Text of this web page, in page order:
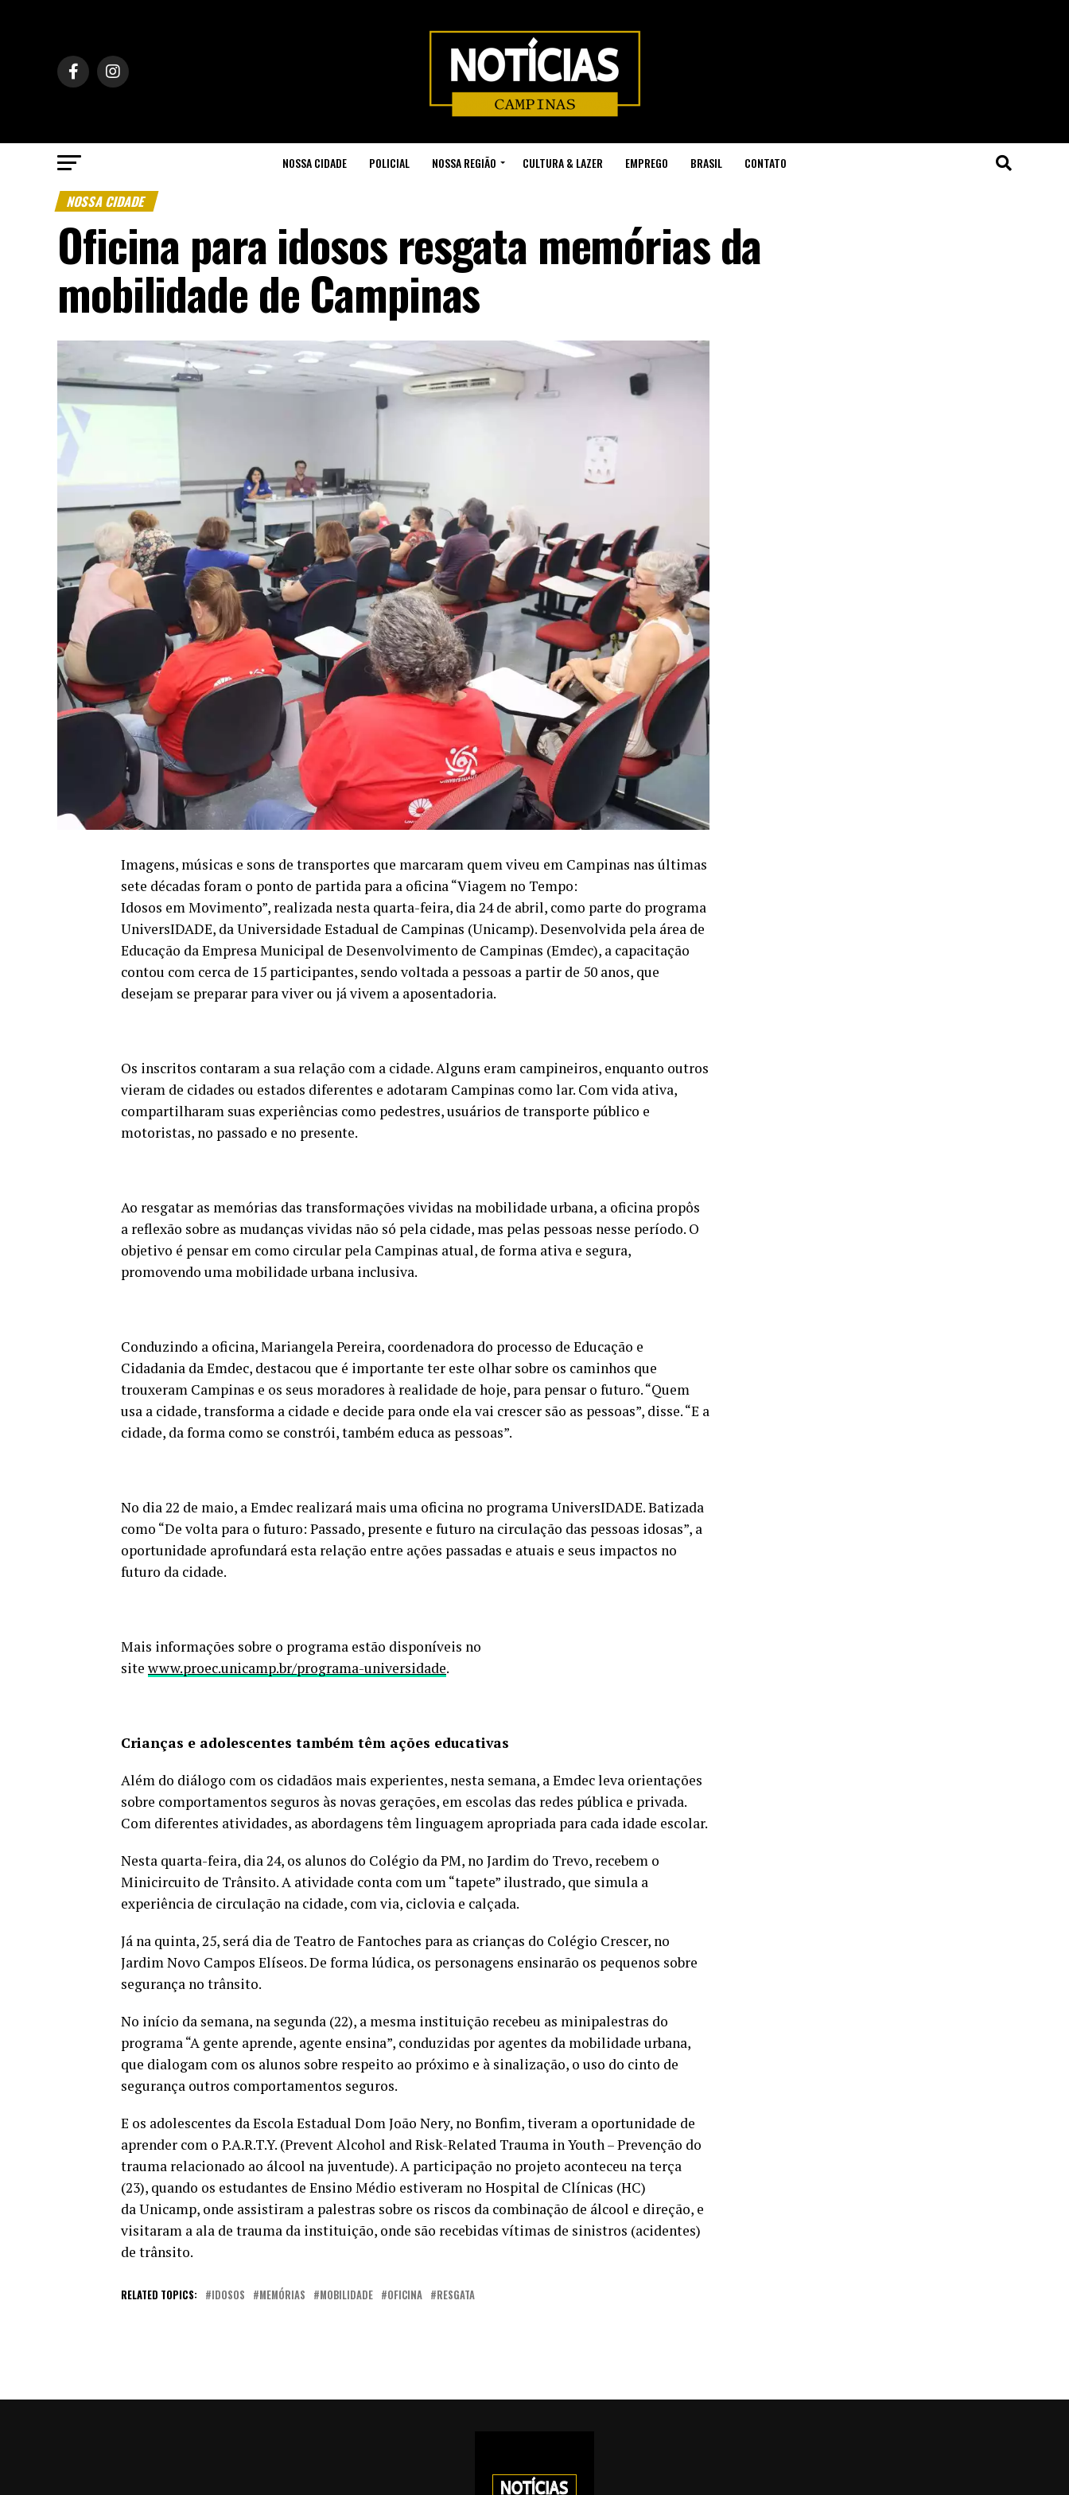
NOSSA CIDADE POLICIAL NOSSA REGIÃO CULTURA & LAZER EMPREGO BRASIL CONTATO
NOSSA CIDADE
Oficina para idosos resgata memórias da
mobilidade de Campinas
Imagens, músicas e sons de transportes que marcaram quem viveu em Campinas nas últimas
sete décadas foram o ponto de partida para a oficina “Viagem no Tempo:
Idosos em Movimento”, realizada nesta quarta-feira, dia 24 de abril, como parte do programa
UniversIDADE, da Universidade Estadual de Campinas (Unicamp). Desenvolvida pela área de
Educação da Empresa Municipal de Desenvolvimento de Campinas (Emdec), a capacitação
contou com cerca de 15 participantes, sendo voltada a pessoas a partir de 50 anos, que
desejam se preparar para viver ou já vivem a aposentadoria.
Os inscritos contaram a sua relação com a cidade. Alguns eram campineiros, enquanto outros
vieram de cidades ou estados diferentes e adotaram Campinas como lar. Com vida ativa,
compartilharam suas experiências como pedestres, usuários de transporte público e
motoristas, no passado e no presente.
Ao resgatar as memórias das transformações vividas na mobilidade urbana, a oficina propôs
a reflexão sobre as mudanças vividas não só pela cidade, mas pelas pessoas nesse período. O
objetivo é pensar em como circular pela Campinas atual, de forma ativa e segura,
promovendo uma mobilidade urbana inclusiva.
Conduzindo a oficina, Mariangela Pereira, coordenadora do processo de Educação e
Cidadania da Emdec, destacou que é importante ter este olhar sobre os caminhos que
trouxeram Campinas e os seus moradores à realidade de hoje, para pensar o futuro. “Quem
usa a cidade, transforma a cidade e decide para onde ela vai crescer são as pessoas”, disse. “E a
cidade, da forma como se constrói, também educa as pessoas”.
No dia 22 de maio, a Emdec realizará mais uma oficina no programa UniversIDADE. Batizada
como “De volta para o futuro: Passado, presente e futuro na circulação das pessoas idosas”, a
oportunidade aprofundará esta relação entre ações passadas e atuais e seus impactos no
futuro da cidade.
Mais informações sobre o programa estão disponíveis no
site www.proec.unicamp.br/programa-universidade.
Crianças e adolescentes também têm ações educativas
Além do diálogo com os cidadãos mais experientes, nesta semana, a Emdec leva orientações
sobre comportamentos seguros às novas gerações, em escolas das redes pública e privada.
Com diferentes atividades, as abordagens têm linguagem apropriada para cada idade escolar.
Nesta quarta-feira, dia 24, os alunos do Colégio da PM, no Jardim do Trevo, recebem o
Minicircuito de Trânsito. A atividade conta com um “tapete” ilustrado, que simula a
experiência de circulação na cidade, com via, ciclovia e calçada.
Já na quinta, 25, será dia de Teatro de Fantoches para as crianças do Colégio Crescer, no
Jardim Novo Campos Elíseos. De forma lúdica, os personagens ensinarão os pequenos sobre
segurança no trânsito.
No início da semana, na segunda (22), a mesma instituição recebeu as minipalestras do
programa “A gente aprende, agente ensina”, conduzidas por agentes da mobilidade urbana,
que dialogam com os alunos sobre respeito ao próximo e à sinalização, o uso do cinto de
segurança outros comportamentos seguros.
E os adolescentes da Escola Estadual Dom João Nery, no Bonfim, tiveram a oportunidade de
aprender com o P.A.R.T.Y. (Prevent Alcohol and Risk-Related Trauma in Youth – Prevenção do
trauma relacionado ao álcool na juventude). A participação no projeto aconteceu na terça
(23), quando os estudantes de Ensino Médio estiveram no Hospital de Clínicas (HC)
da Unicamp, onde assistiram a palestras sobre os riscos da combinação de álcool e direção, e
visitaram a ala de trauma da instituição, onde são recebidas vítimas de sinistros (acidentes)
de trânsito.
RELATED TOPICS: IDOSOS MEMÓRIAS MOBILIDADE OFICINA RESGATA